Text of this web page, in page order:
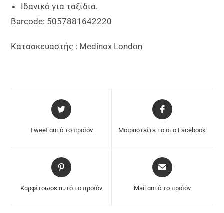
Ιδανικό για ταξίδια.
Barcode: 5057881642220
Κατασκευαστής : Medinox London
Tweet αυτό το προϊόν Μοιραστείτε το στο Facebook
Καρφίτσωσε αυτό το προϊόν Mail αυτό το προϊόν